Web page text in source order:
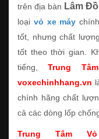
trên địa bàn Lâm
loại vỏ xe máy
tốt, nhưng chất
tốt theo thời gian.
tiếng,Trung
voxechinhhang.vn
chính hãng chất
cả các dòng lốp
Trung Tâm